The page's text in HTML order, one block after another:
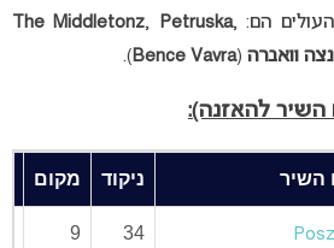
העולים הם:
The Middletonz, Petruska,
וואברה (
Bence Vavra
).
להאזנה):
השיר ניקוד מקום
34
9